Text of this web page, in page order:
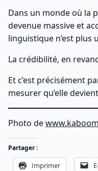
Dans un monde où la
devenue massive et
linguistique n’est plus
La crédibilité, en
Et c’est précisément
mesurer qu’elle
Photo de
Partager :
Imprimer